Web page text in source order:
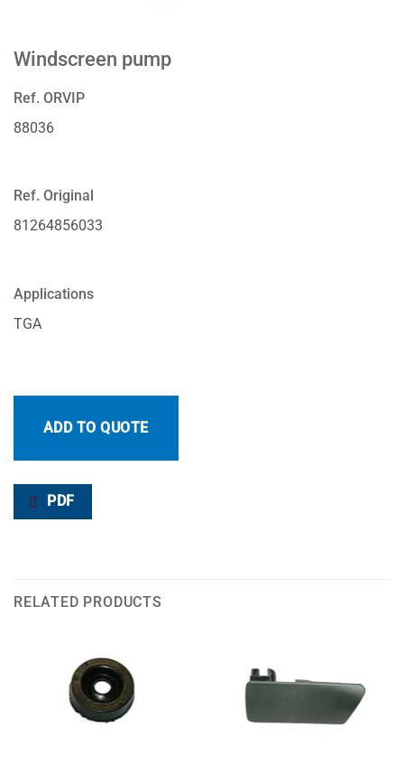
Windscreen pump
Ref. ORVIP
88036
Ref. Original
81264856033
Applications
TGA
ADD TO QUOTE
PDF
RELATED PRODUCTS